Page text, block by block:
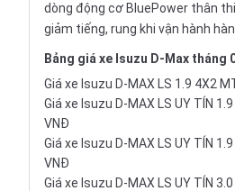
dòng động cơ BluePower thân
giảm tiếng, rung khi vận hành
Bảng giá xe Isuzu D-Max tháng
Giá xe Isuzu D-MAX LS 1.9 4X2
Giá xe Isuzu D-MAX LS UY TÍN
VNĐ
Giá xe Isuzu D-MAX LS UY TÍN
VNĐ
Giá xe Isuzu D-MAX LS UY TÍN